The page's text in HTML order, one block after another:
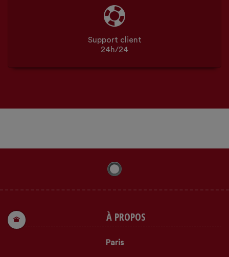
Support client
24h/24
À PROPOS
Paris